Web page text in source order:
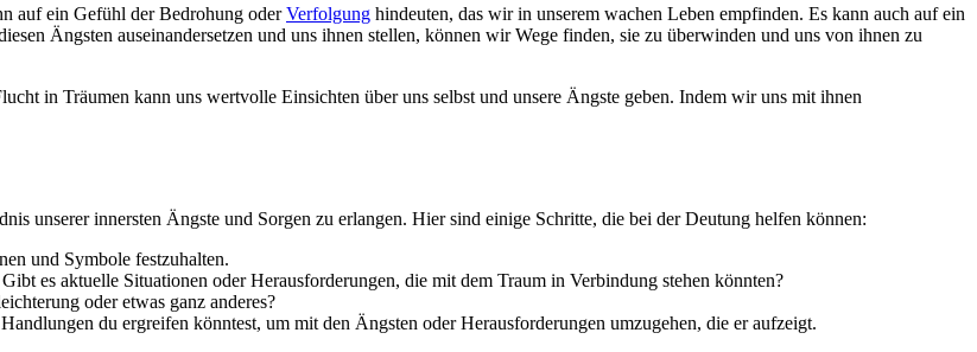
auf ein Gefühl der Bedrohung oderVerfolgung hindeuten, das wir in unserem wachen Leben empfinden. Es kann auch auf ein
Ängsten auseinandersetzen und uns ihnen stellen, können wir Wege finden, sie zu überwinden und uns von ihnen zu
in Träumen kann uns wertvolle Einsichten über uns selbst und unsere Ängste geben. Indem wir uns mit ihnen
unserer innersten Ängste und Sorgen zu erlangen. Hier sind einige Schritte, die bei der Deutung helfen können:
und Symbole festzuhalten.
es aktuelle Situationen oder Herausforderungen, die mit dem Traum in Verbindung stehen könnten?
oder etwas ganz anderes?
du ergreifen könntest, um mit den Ängsten oder Herausforderungen umzugehen, die er aufzeigt.